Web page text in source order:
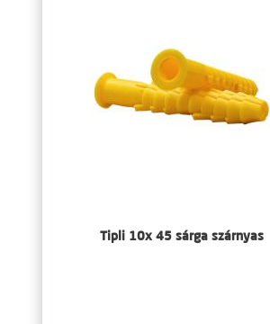
Tipli 10x 45 sárga szárnyas